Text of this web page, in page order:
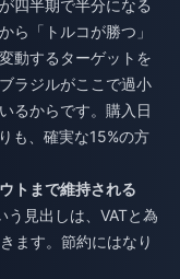
四半期で半分になる
ら「トルコが勝つ」
動するターゲットを
ラジルがここで過小
るからです。購入日
も、確実な15%の方
トまで維持される
見出しは、VATと為
ます。節約にはなり